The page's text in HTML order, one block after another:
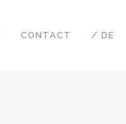
CONTACT / DE